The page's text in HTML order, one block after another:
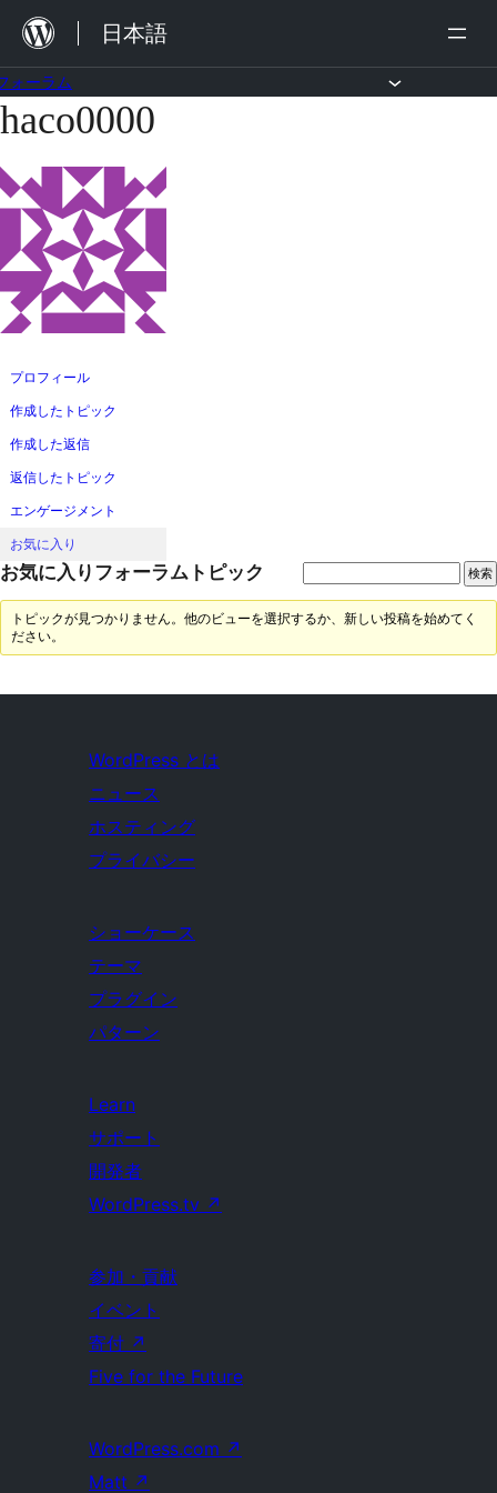
を
ス
ッ
プ
日本語
ォーラム
コ
テ
ン
ス
ッ
プ
haco0000
プロフィール
作成したトピック
作成した返信
返信したトピック
エンゲージメント
お気に入り
お気に入りフォーラムトピック
トピックが見つかりません。他のビューを選択するか、新しい投稿を始めてく
ださい。
WordPress とは
ニュース
ホスティング
プライバシー
ショーケース
テーマ
プラグイン
パターン
Learn
サポート
開発者
WordPress.tv ↗
参加・貢献
イベント
寄付 ↗
Five for the Future
WordPress.com ↗
Matt ↗